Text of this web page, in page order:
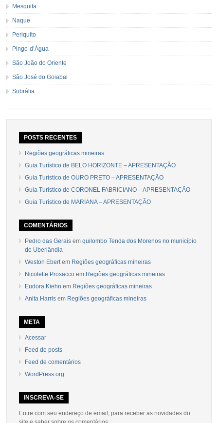
Mesquita
Naque
Periquito
Pingo-d’Água
São João do Oriente
São José do Goiabal
Sobrália
POSTS RECENTES
Regiões geográficas mineiras
Guia Turístico de BELO HORIZONTE – APRESENTAÇÃO
Guia Turístico de OURO PRETO – APRESENTAÇÃO
Guia Turístico de CORONEL FABRICIANO – APRESENTAÇÃO
Guia Turístico de MARIANA – APRESENTAÇÃO
COMENTÁRIOS
Pedro das Gerais emquilombo Tenda dos Morenos no município
de Uberlândia
Weston Ebertem Regiões geográficas mineiras
Nicolette Prosacco em Regiões geográficas mineiras
Eudora Kiehn em Regiões geográficas mineiras
Anita Harris em Regiões geográficas mineiras
META
Acessar
Feed de posts
Feed de comentários
WordPress.org
INSCREVA-SE
Entre com seu endereço de email, para receber as novidades do